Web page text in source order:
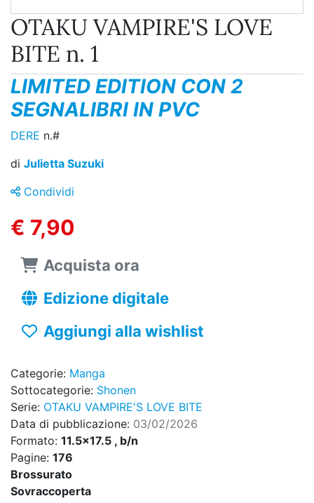
OTAKU VAMPIRE'S LOVE
BITE n. 1
LIMITED EDITION CON 2
SEGNALIBRI IN PVC
DERE n.#
di Julietta Suzuki
Condividi
€ 7,90
Acquista ora
Edizione digitale
Aggiungi alla wishlist
Categorie: Manga
Sottocategorie: Shonen
Serie: OTAKU VAMPIRE'S LOVE BITE
Data di pubblicazione: 03/02/2026
Formato: 11.5x17.5 , b/n
Pagine: 176
Brossurato
Sovraccoperta